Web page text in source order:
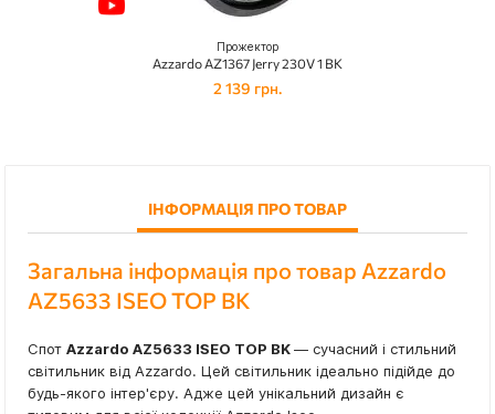
Прожектор
Azzardo AZ1367 Jerry 230V 1 BK
2 139 грн.
ІНФОРМАЦІЯ ПРО ТОВАР
Загальна інформація про товар Azzardo
AZ5633 ISEO TOP BK
Спот Azzardo AZ5633 ISEO TOP BK— сучасний і стильний
світильник від Azzardo. Цей світильник ідеально підійде до
будь-якого інтер'єру. Адже цей унікальний дизайн є